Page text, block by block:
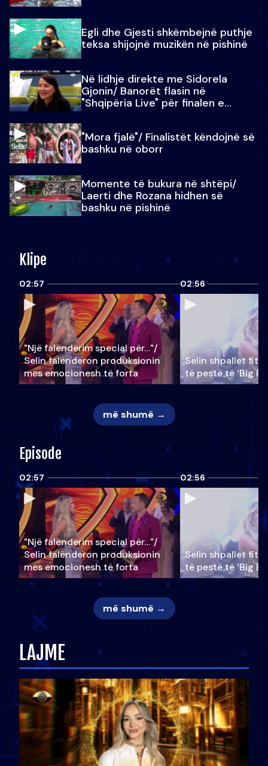
Egli dhe Gjesti shkëmbejnë puthje
teksa shijojnë muzikën në pishinë
Në lidhje direkte me Sidorela
Gjonin/ Banorët flasin në
"Shqipëria Live" për finalen e
"Mora fjalë"/ Finalistët këndojnë së
bashku në oborr
Momente të bukura në shtëpi/
Laerti dhe Rozana hidhen së
bashku në pishinë
Klipe
02:57
"Një falenderim special për…"/
Selin falënderon produksionin
mes emocionesh të forta
02:56
Selin shpallet
të pestë të ‘Big
më shumë →
Episode
02:57
"Një falenderim special për…"/
Selin falënderon produksionin
mes emocionesh të forta
02:56
Selin shpallet
të pestë të ‘Big
më shumë →
LAJME